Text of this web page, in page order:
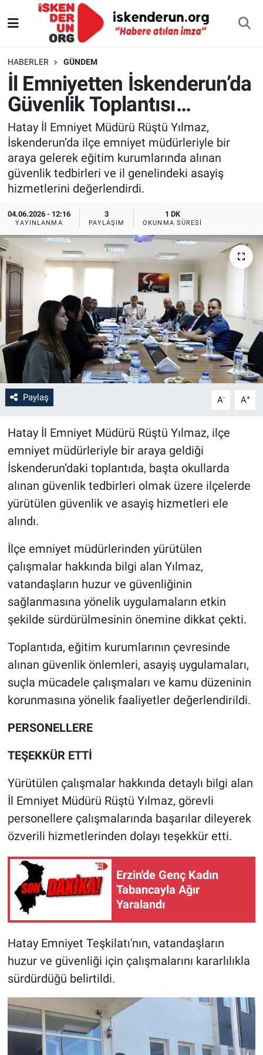
HABERLER GÜNDEM
İl Emniyetten İskenderun’da
Güvenlik Toplantısı…
Hatay İl Emniyet Müdürü Rüştü Yılmaz,
İskenderun’da ilçe emniyet müdürleriyle bir
araya gelerek eğitim kurumlarında alınan
güvenlik tedbirleri ve il genelindeki asayiş
hizmetlerini değerlendirdi.
04.06.2026 - 12:16
YAYINLANMA
3
PAYLAŞIM
1 DK
OKUNMA SÜRESI
Paylaş A- A+
Hatay İl Emniyet Müdürü Rüştü Yılmaz, ilçe
emniyet müdürleriyle bir araya geldiği
İskenderun’daki toplantıda, başta okullarda
alınan güvenlik tedbirleri olmak üzere ilçelerde
yürütülen güvenlik ve asayiş hizmetleri ele
alındı.
İlçe emniyet müdürlerinden yürütülen
çalışmalar hakkında bilgi alan Yılmaz,
vatandaşların huzur ve güvenliğinin
sağlanmasına yönelik uygulamaların etkin
şekilde sürdürülmesinin önemine dikkat çekti.
Toplantıda, eğitim kurumlarının çevresinde
alınan güvenlik önlemleri, asayiş uygulamaları,
suçla mücadele çalışmaları ve kamu düzeninin
korunmasına yönelik faaliyetler değerlendirildi.
PERSONELLERE
TEŞEKKÜR ETTİ
Yürütülen çalışmalar hakkında detaylı bilgi alan
İl Emniyet Müdürü Rüştü Yılmaz, görevli
personellere çalışmalarında başarılar dileyerek
özverili hizmetlerinden dolayı teşekkür etti.
Erzin'de Genç Kadın
Tabancayla Ağır
Yaralandı
Hatay Emniyet Teşkilatı'nın, vatandaşların
huzur ve güvenliği için çalışmalarını kararlılıkla
sürdürdüğü belirtildi.